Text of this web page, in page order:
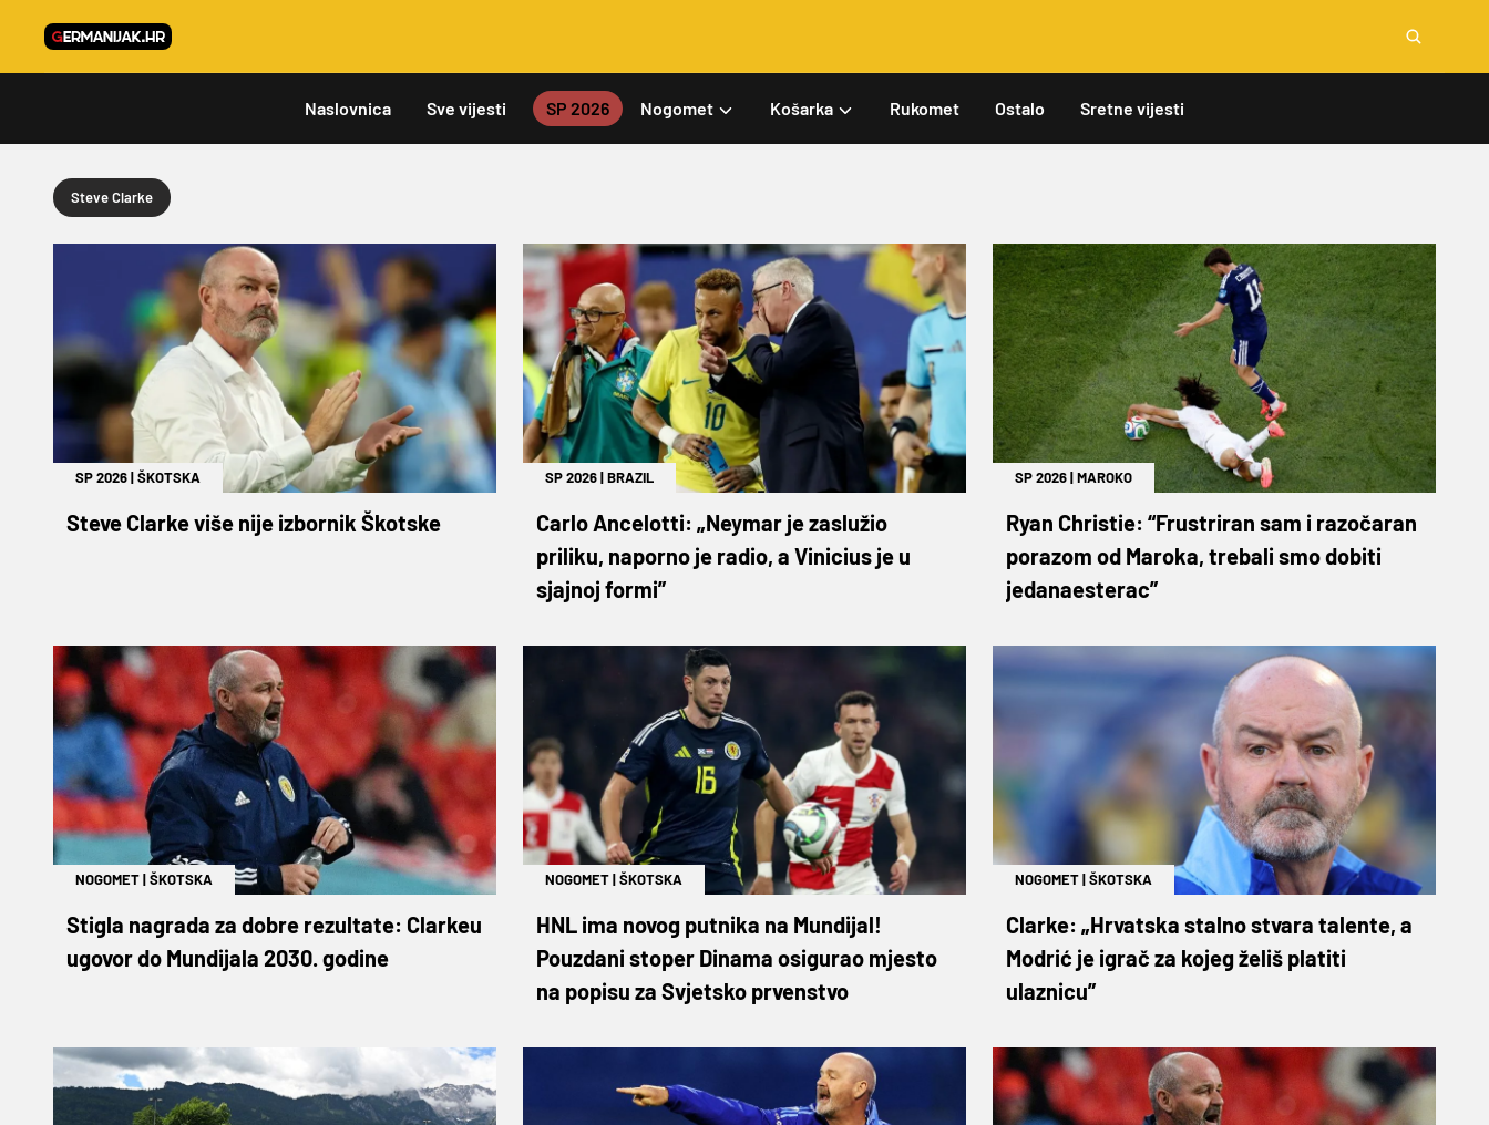
Naslovnica Sve vijesti SP 2026 Nogomet Košarka Rukomet Ostalo Sretne vijesti
Steve Clarke
SP 2026|ŠKOTSKA
Steve Clarke više nije izbornik Škotske
SP 2026|BRAZIL
Carlo Ancelotti: „Neymar je zaslužio
priliku, naporno je radio, a Vinicius je u
sjajnoj formi”
SP 2026|MAROKO
Ryan Christie: “Frustriran sam i razočaran
porazom od Maroka, trebali smo dobiti
jedanaesterac”
NOGOMET|ŠKOTSKA
Stigla nagrada za dobre rezultate: Clarkeu
ugovor do Mundijala 2030. godine
NOGOMET|ŠKOTSKA
HNL ima novog putnika na Mundijal!
Pouzdani stoper Dinama osigurao mjesto
na popisu za Svjetsko prvenstvo
NOGOMET|ŠKOTSKA
Clarke: „Hrvatska stalno stvara talente, a
Modrić je igrač za kojeg želiš platiti
ulaznicu”